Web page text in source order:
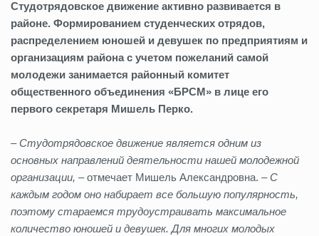
Студотрядовское движение активно развивается в
районе. Формированием студенческих отрядов,
распределением юношей и девушек по предприятиям и
организациям района с учетом пожеланий самой
молодежи занимается районный комитет
общественного объединения «БРСМ» в лице его
первого секретаря Мишель Перко.
– Студотрядовское движение является одним из
основных направлений деятельности нашей молодежной
организации, – отмечает Мишель Александровна. –С
каждым годом оно набирает все большую популярность,
поэтому стараемся трудоустраивать максимальное
количество юношей и девушек. Для многих молодых